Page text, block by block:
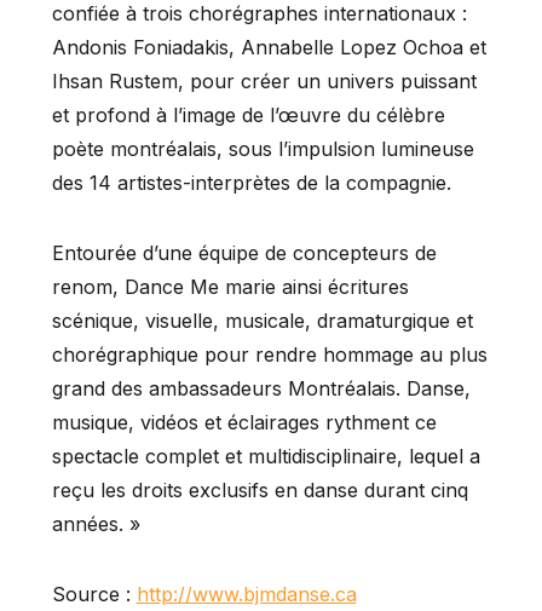
confiée à trois chorégraphes internationaux :
Andonis Foniadakis, Annabelle Lopez Ochoa et
Ihsan Rustem, pour créer un univers puissant
et profond à l’image de l’œuvre du célèbre
poète montréalais, sous l’impulsion lumineuse
des 14 artistes-interprètes de la compagnie.
Entourée d’une équipe de concepteurs de
renom, Dance Me marie ainsi écritures
scénique, visuelle, musicale, dramaturgique et
chorégraphique pour rendre hommage au plus
grand des ambassadeurs Montréalais. Danse,
musique, vidéos et éclairages rythment ce
spectacle complet et multidisciplinaire, lequel a
reçu les droits exclusifs en danse durant cinq
années. »
Source : http://www.bjmdanse.ca